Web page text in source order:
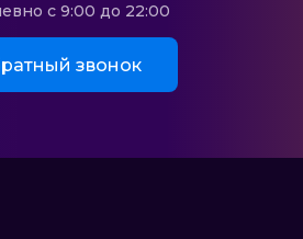
с 9:00 до 22:00
звонок